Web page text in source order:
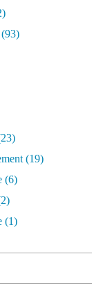
(19)
(6)
(1)